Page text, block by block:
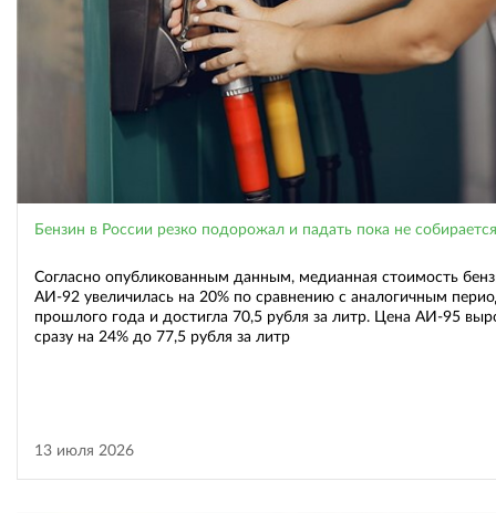
Бензин в России резко подорожал и падать пока не собирается
Согласно опубликованным данным, медианная стоимость
АИ-92 увеличилась на 20% по сравнению с аналогичным
прошлого года и достигла 70,5 рубля за литр. Цена АИ-95
сразу на 24% до 77,5 рубля за литр
13 июля 2026